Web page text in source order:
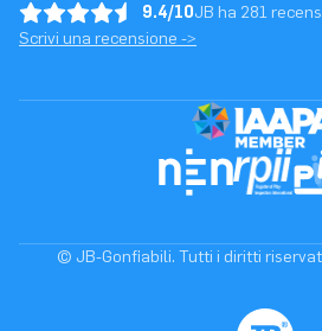
9.4/10JB ha 281
Scrivi una recensione ->
© JB-Gonfiabili. Tutti i diritti